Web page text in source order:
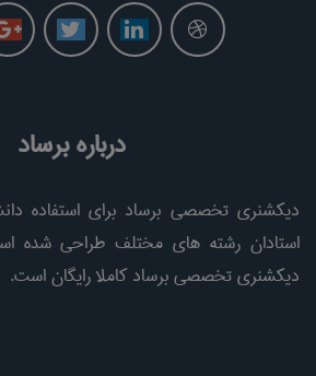
درباره برساد
دیکشنری تخصصی برساد برای استفاده
استادان رشته های مختلف طراحی شده
دیکشنری تخصصی برساد کاملا رایگان است.